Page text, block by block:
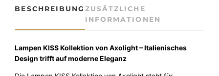
h
t
BESCHREIBUNG ZUSÄTZLICHE
INFORMATIONEN
Lampen KISS Kollektion von Axolight – Italienisches
Design trifft auf moderne Eleganz